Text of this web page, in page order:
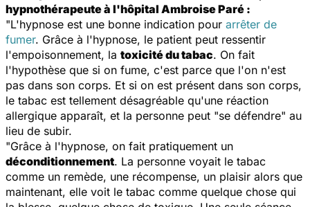
hypnothérapeute à l'hôpital Ambroise Paré :
"L'hypnose est une bonne indication pour arrêter de
fumer. Grâce à l'hypnose, le patient peut ressentir
l'empoisonnement, la toxicité du tabac. On fait
l'hypothèse que si on fume, c'est parce que l'on n'est
pas dans son corps. Et si on est présent dans son corps,
le tabac est tellement désagréable qu'une réaction
allergique apparaît, et la personne peut "se défendre" au
lieu de subir.
"Grâce à l'hypnose, on fait pratiquement un
déconditionnement. La personne voyait le tabac
comme un remède, une récompense, un plaisir alors que
maintenant, elle voit le tabac comme quelque chose qui